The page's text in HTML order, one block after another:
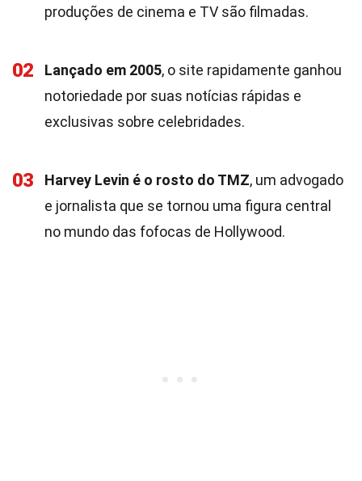
produções de cinema e TV são filmadas.
02 Lançado em 2005, o site rapidamente ganhou
notoriedade por suas notícias rápidas e
exclusivas sobre celebridades.
03 Harvey Levin é o rosto do TMZ, um advogado
e jornalista que se tornou uma figura central
no mundo das fofocas de Hollywood.